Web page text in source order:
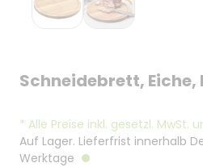
Schneidebrett, Eiche,
* Alle Preise inkl. gesetzl. MwSt.
Auf Lager. Lieferfrist innerhalb
Werktage